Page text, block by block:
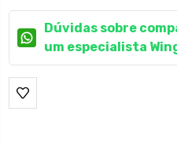
Dúvidas sobre
um especialista